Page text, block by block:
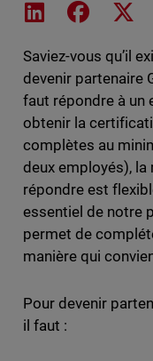
Share onShare on
Saviez-vous qu’il
devenir partenaire
faut répondre à un
obtenir la
complètes au
deux employés), la
répondre est
essentiel de notre
permet de
manière qui
Pour devenir
il faut :